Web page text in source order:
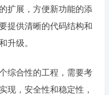
扩展，方便新功能的添
提供清晰的代码结构和
升级。
综合性的工程，需要考
现，安全性和稳定性，